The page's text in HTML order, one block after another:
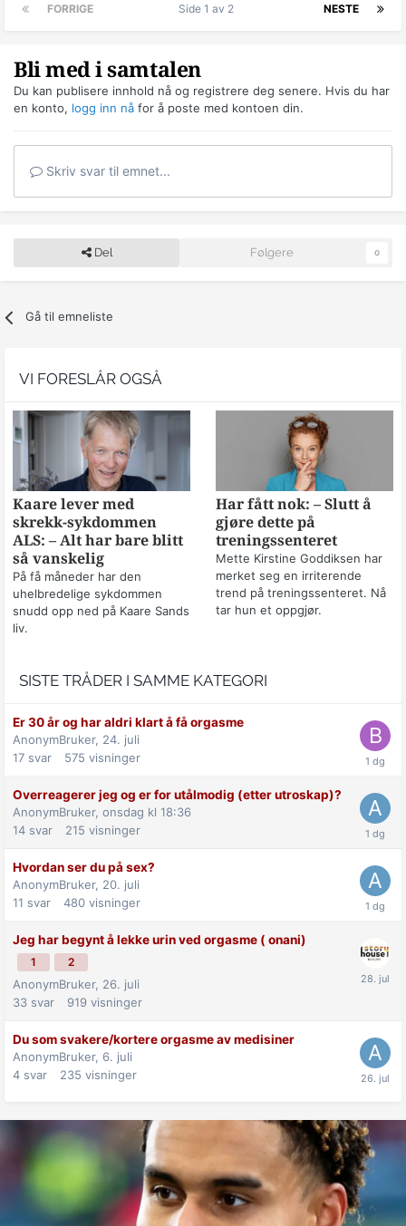
FORRIGE NESTE
Side 1 av 2
Bli med i samtalen
Du kan publisere innhold nå og registrere deg senere. Hvis du har
en konto, logg inn nå for å poste med kontoen din.
Skriv svar til emnet...
Del Følgere 0
Gå til emneliste
VI FORESLÅR OGSÅ
Kaare lever med
skrekk-sykdommen
ALS: – Alt har bare blitt
så vanskelig
På få måneder har den
uhelbredelige sykdommen
snudd opp ned på Kaare Sands
liv.
Har fått nok: – Slutt å
gjøre dette på
treningssenteret
Mette Kirstine Goddiksen har
merket seg en irriterende
trend på treningssenteret. Nå
tar hun et oppgjør.
SISTE TRÅDER I SAMME KATEGORI
Er 30 år og har aldri klart å få orgasme
AnonymBruker, 24. juli
17 svar 575 visninger
Overreagerer jeg og er for utålmodig (etter utroskap)?
AnonymBruker, onsdag kl 18:36
14 svar 215 visninger
Hvordan ser du på sex?
AnonymBruker, 20. juli
11 svar 480 visninger
Jeg har begynt å lekke urin ved orgasme ( onani)
1 2
AnonymBruker, 26. juli
33 svar 919 visninger
Du som svakere/kortere orgasme av medisiner
AnonymBruker, 6. juli
4 svar 235 visninger